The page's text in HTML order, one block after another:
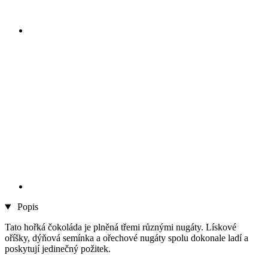
Popis
Tato hořká čokoláda je plněná třemi různými nugáty. Lískové
oříšky, dýňová semínka a ořechové nugáty spolu dokonale ladí a
poskytují jedinečný požitek.